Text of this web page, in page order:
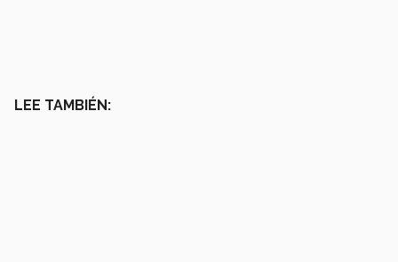
LEE TAMBIÉN: